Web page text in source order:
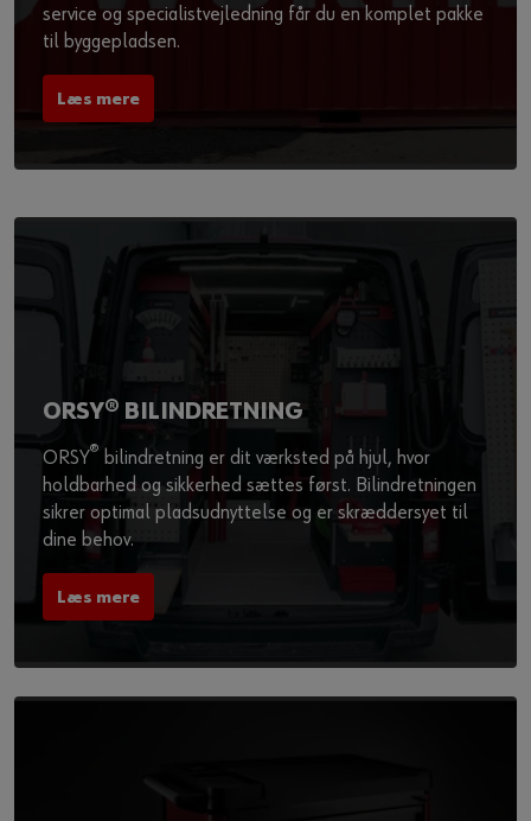
service og specialistvejledning får du en komplet pakke
til byggepladsen.
Læs mere
ORSY® BILINDRETNING
ORSY® bilindretning er dit værksted på hjul, hvor
holdbarhed og sikkerhed sættes først. Bilindretningen
sikrer optimal pladsudnyttelse og er skræddersyet til
dine behov.
Læs mere